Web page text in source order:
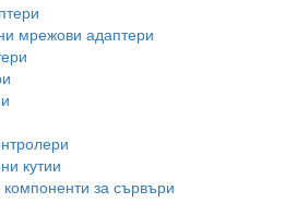
мрежови адаптери
кутии
компоненти за сървъри